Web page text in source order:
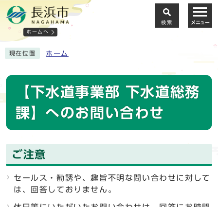
ホームへ
検索 メニュー
現在位置 ホーム
【下水道事業部 下水道総務
課】へのお問い合わせ
ご注意
セールス・勧誘や、趣旨不明な問い合わせに対して
は、回答しておりません。